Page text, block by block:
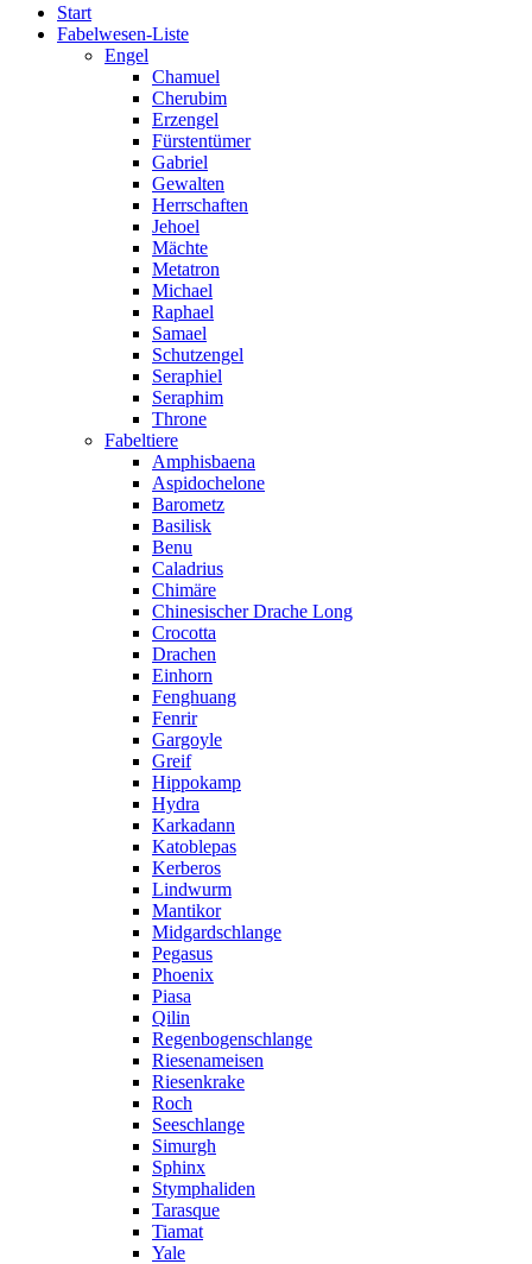
Start
Fabelwesen-Liste
Engel
Chamuel
Cherubim
Erzengel
Fürstentümer
Gabriel
Gewalten
Herrschaften
Jehoel
Mächte
Metatron
Michael
Raphael
Samael
Schutzengel
Seraphiel
Seraphim
Throne
Fabeltiere
Amphisbaena
Aspidochelone
Barometz
Basilisk
Benu
Caladrius
Chimäre
Chinesischer Drache Long
Crocotta
Drachen
Einhorn
Fenghuang
Fenrir
Gargoyle
Greif
Hippokamp
Hydra
Karkadann
Katoblepas
Kerberos
Lindwurm
Mantikor
Midgardschlange
Pegasus
Phoenix
Piasa
Qilin
Regenbogenschlange
Riesenameisen
Riesenkrake
Roch
Seeschlange
Simurgh
Sphinx
Stymphaliden
Tarasque
Tiamat
Yale